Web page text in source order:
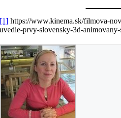
[1] https://www.kinema.sk/filmova-
uvedie-prvy-slovensky-3d-